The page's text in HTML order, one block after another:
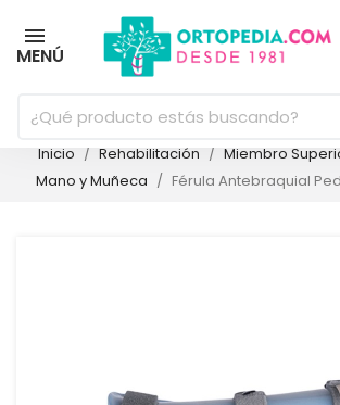
MENÚ
Inicio Rehabilitación Miembro
Mano y Muñeca
Férula Antebraquial